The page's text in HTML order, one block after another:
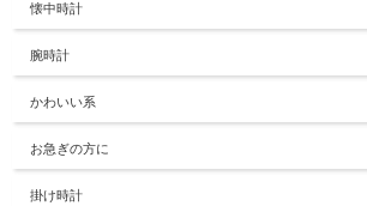
懐中時計
腕時計
かわいい系
お急ぎの方に
掛け時計